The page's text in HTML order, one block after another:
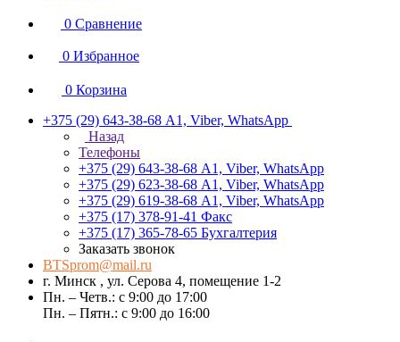
0 Сравнение
0 Избранное
0 Корзина
+375 (29) 643-38-68 А1, Viber, WhatsApp
Назад
Телефоны
+375 (29) 643-38-68 А1, Viber, WhatsApp
+375 (29) 623-38-68 А1, Viber, WhatsApp
+375 (29) 619-38-68 А1, Viber, WhatsApp
+375 (17) 378-91-41 Факс
+375 (17) 365-78-65 Бухгалтерия
Заказать звонок
BTSprom@mail.ru
г. Минск , ул. Серова 4, помещение 1-2
Пн. – Четв.: с 9:00 до 17:00
Пн. – Пятн.: с 9:00 до 16:00